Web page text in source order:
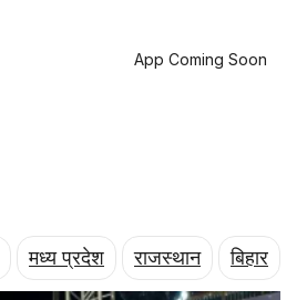
App Coming Soon
मध्य प्रदेश राजस्थान बिहार